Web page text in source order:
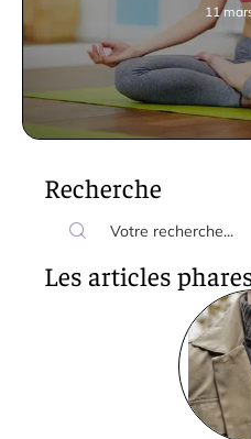
11
Recherche
Les articles